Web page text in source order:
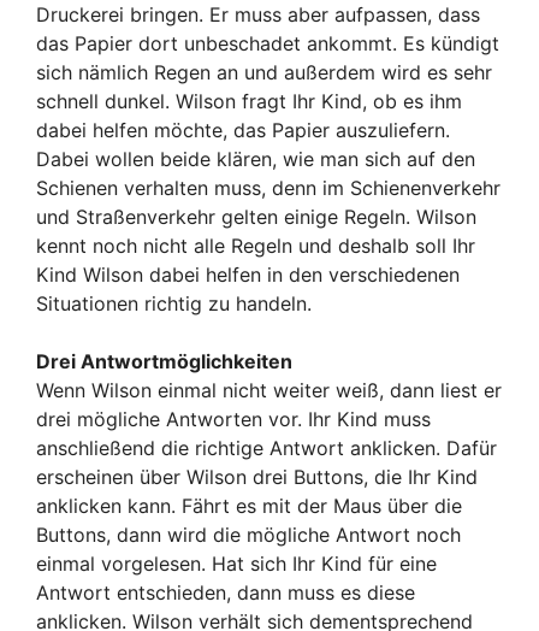
Druckerei bringen. Er muss aber aufpassen, dass
das Papier dort unbeschadet ankommt. Es kündigt
sich nämlich Regen an und außerdem wird es sehr
schnell dunkel. Wilson fragt Ihr Kind, ob es ihm
dabei helfen möchte, das Papier auszuliefern.
Dabei wollen beide klären, wie man sich auf den
Schienen verhalten muss, denn im Schienenverkehr
und Straßenverkehr gelten einige Regeln. Wilson
kennt noch nicht alle Regeln und deshalb soll Ihr
Kind Wilson dabei helfen in den verschiedenen
Situationen richtig zu handeln.
Drei Antwortmöglichkeiten
Wenn Wilson einmal nicht weiter weiß, dann liest er
drei mögliche Antworten vor. Ihr Kind muss
anschließend die richtige Antwort anklicken. Dafür
erscheinen über Wilson drei Buttons, die Ihr Kind
anklicken kann. Fährt es mit der Maus über die
Buttons, dann wird die mögliche Antwort noch
einmal vorgelesen. Hat sich Ihr Kind für eine
Antwort entschieden, dann muss es diese
anklicken. Wilson verhält sich dementsprechend